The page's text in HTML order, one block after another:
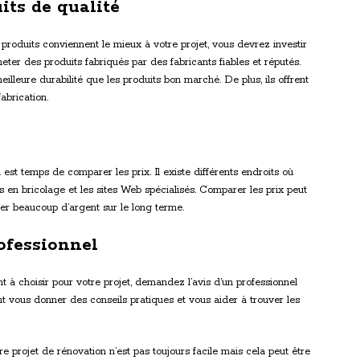
de qualité
conviennent le mieux à votre projet, vous devrez investir
des produits fabriqués par des fabricants fiables et réputés.
durabilité que les produits bon marché. De plus, ils offrent
temps de comparer les prix. Il existe différents endroits où
bricolage et les sites Web spécialisés. Comparer les prix peut
beaucoup d’argent sur le long terme.
à choisir pour votre projet, demandez l’avis d’un professionnel
vous donner des conseils pratiques et vous aider à trouver les
projet de rénovation n’est pas toujours facile mais cela peut être